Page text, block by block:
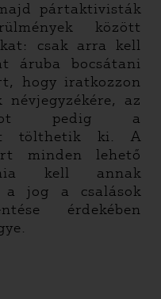
pártaktivisták
között
csak arra kell
áruba bocsátani
hogy iratkozzon
az
pedig a
tölthetik ki. A
minden lehető
kell annak
a jog a csalások
érdekében